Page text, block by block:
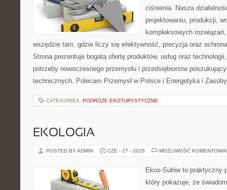
ciśnienia. Nasza
projektowaniu, produkcji,
kompleksowych
wszędzie tam, gdzie liczy się efektywność, precyzja oraz
Strona prezentuje bogatą ofertę produktów, usług oraz
potrzeby nowoczesnego przemysłu i przedsiębiorstw
technicznych. Polecam Przemysł w Polsce i Energetyka i
CATEGORIES: PODRÓŻE EKOTURYSTYCZNE
EKOLOGIA
POSTED BY ADMIN CZE - 27 - 2026 MOŻLIWOŚĆ
Ekos-Sułów to praktyczny
który pokazuje, że